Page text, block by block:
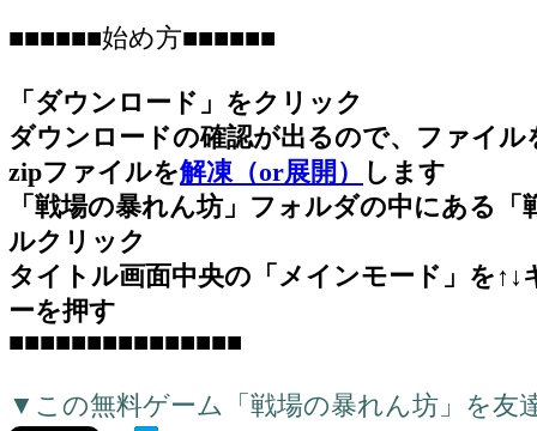
■■■■■■始め方■■■■■■
「ダウンロード」をクリック
ダウンロードの確認が出るので、ファイル
zipファイルを解凍（or展開）
します
「戦場の暴れん坊」フォルダの中にある
ルクリック
タイトル画面中央の「メインモード」を↑↓
ーを押す
■■■■■■■■■■■■■■■
▼この無料ゲーム「戦場の暴れん坊」を友